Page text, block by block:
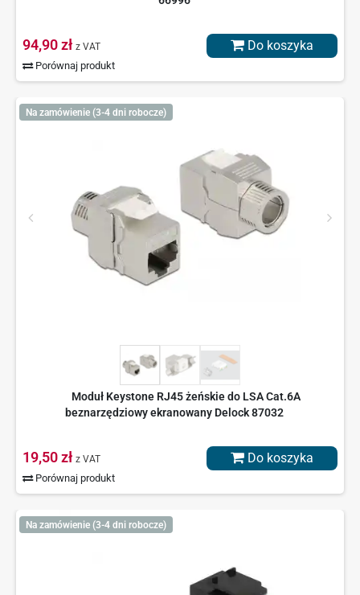
94,90 zł z VAT
Porównaj produkt
Do koszyka
Na zamówienie (3-4 dni robocze)
Moduł Keystone RJ45 żeńskie do LSA Cat.6A
beznarzędziowy ekranowany Delock 87032
19,50 zł z VAT
Porównaj produkt
Do koszyka
Na zamówienie (3-4 dni robocze)